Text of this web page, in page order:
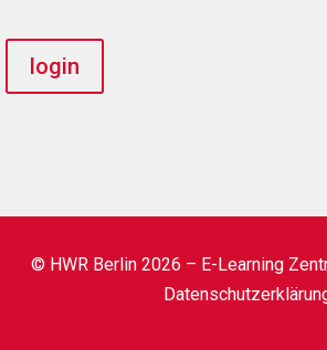
login
© HWR Berlin 2026 – E-Learning